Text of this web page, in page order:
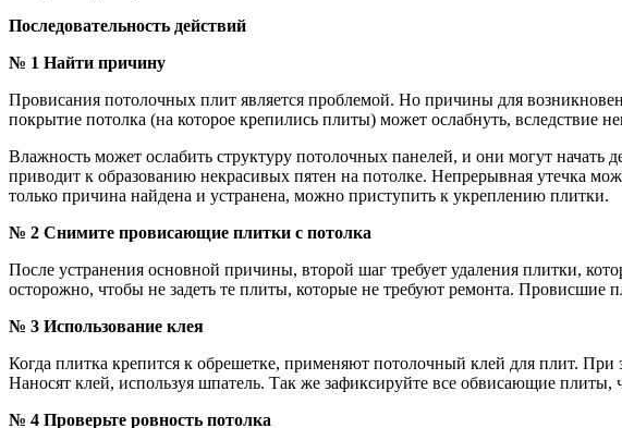
Последовательность действий
№ 1 Найти причину
Провисания потолочных плит является проблемой. Но причины для
покрытие потолка (на которое крепились плиты) может ослабнуть, вследствие
Влажность может ослабить структуру потолочных панелей, и они могут
приводит к образованию некрасивых пятен на потолке. Непрерывная утечка
только причина найдена и устранена, можно приступить к укреплению плитки.
№ 2 Снимите провисающие плитки с потолка
После устранения основной причины, второй шаг требует удаления плитки,
осторожно, чтобы не задеть те плиты, которые не требуют ремонта. Провисшие
№ 3 Использование клея
Когда плитка крепится к обрешетке, применяют потолочный клей для плит.
Наносят клей, используя шпатель. Так же зафиксируйте все обвисающие
№ 4 Проверьте ровность потолка